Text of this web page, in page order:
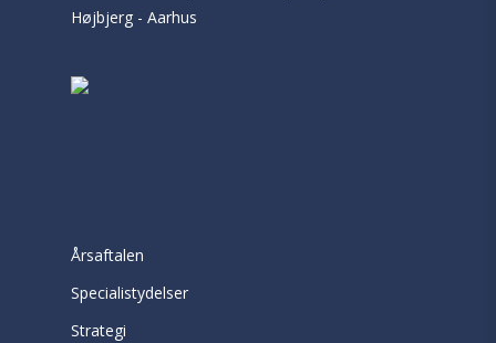
Højbjerg - Aarhus
Årsaftalen
Specialistydelser
Strategi